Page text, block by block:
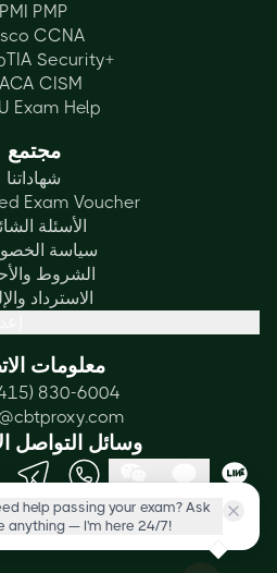
PMI PMP
CCNA
Security+
CISM
Exam Help
مجتمع
شهاداتنا
Exam Voucher
الأسئلة
سياسة
الشروط
الاسترداد
معلومات
830-6004
وسائل التواصل
help passing your exam? Ask
anything — I'm here 24/7!